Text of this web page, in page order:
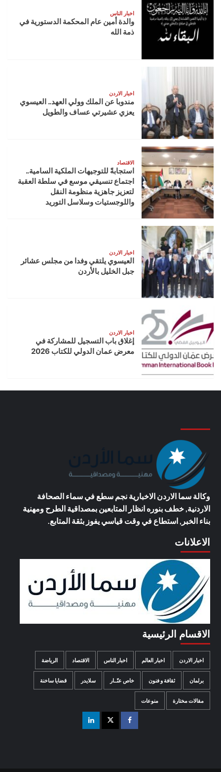
اخبار الناس
والدة أمين عام المحكمة الدستورية في
ذمة الله
اخبار الاردن
مندوبا عن الملك وولي العهد.. العيسوي
يعزي عشيرتي عساف والطويل
الاقتصاد
استجابةً للتوجيهات الملكية السامية..
اجتماع تنسيقي موسع في سلطة العقبة
لتعزيز جاهزية منظومة النقل
واللوجستيات وسلاسل التوريد
اخبار الاردن
العيسوي يلتقي وفدا من مجلس عشائر
جبل الخليل بالأردن
اخبار الاردن
إغلاق باب التسجيل للمشاركة في
معرض عمان الدولي للكتاب 2026
وكالة سما الاردن الاخباريةنجم سطع في سماء الصحافة
الاردنية, خطف بنوره انظار المتابعين بمصداقية الطرح ومهنية
بناء الخبر, استطاع في وقت قياسي يفوز بثقة المتابع.
الاعلانات
الاقسام الرئيسية
اخبار الاردن اخبار العالم اخبار الناس الاقتصاد الرياضة
برلمان ثقافة و فنون خاص عنّــار سلايدر قضايا ساخنة
مقالات مختارة منوعات